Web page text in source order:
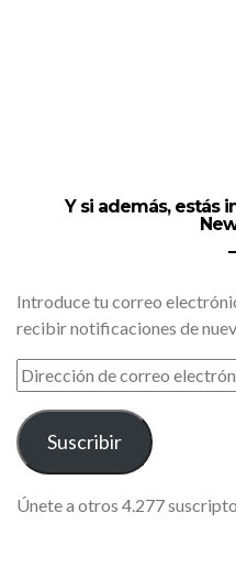
Y si además, estás
Introduce tu correo
recibir notificaciones de
DIRECCIÓN
DE
CORREO
ELECTRÓNICO
Suscribir
Únete a otros 4.277